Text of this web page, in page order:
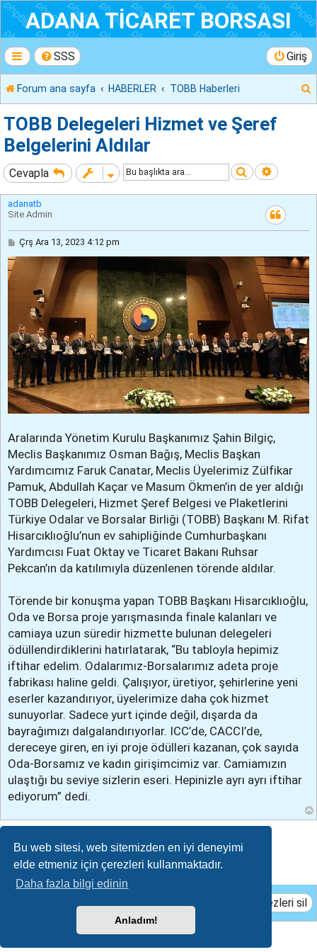
Bu web sitesi, web sitemizden en iyi deneyimi
elde etmeniz için çerezleri kullanmaktadır.
Daha fazla bilgi edinin
Anladım!
ADANA TİCARET BORSASI
SSS Giriş
Forum ana sayfa HABERLER TOBB Haberleri
TOBB Delegeleri Hizmet ve Şeref
Belgelerini Aldılar
Cevapla Ara Gelişmiş
adanatb
Site Admin
M
Çrş Ara 13, 2023 4:12 pm
Aralarında Yönetim Kurulu Başkanımız Şahin Bilgiç,
Meclis Başkanımız Osman Bağış, Meclis Başkan
Yardımcımız Faruk Canatar, Meclis Üyelerimiz Zülfikar
Pamuk, Abdullah Kaçar ve Masum Ökmen’in de yer aldığı
TOBB Delegeleri, Hizmet Şeref Belgesi ve Plaketlerini
Türkiye Odalar ve Borsalar Birliği (TOBB) Başkanı M. Rifat
Hisarcıklıoğlu’nun ev sahipliğinde Cumhurbaşkanı
Yardımcısı Fuat Oktay ve Ticaret Bakanı Ruhsar
Pekcan’ın da katılımıyla düzenlenen törende aldılar.
Törende bir konuşma yapan TOBB Başkanı Hisarcıklıoğlu,
Oda ve Borsa proje yarışmasında finale kalanları ve
camiaya uzun süredir hizmette bulunan delegeleri
ödüllendirdiklerini hatırlatarak, “Bu tabloyla hepimiz
iftihar edelim. Odalarımız-Borsalarımız adeta proje
fabrikası haline geldi. Çalışıyor, üretiyor, şehirlerine yeni
eserler kazandırıyor, üyelerimize daha çok hizmet
sunuyorlar. Sadece yurt içinde değil, dışarda da
bayrağımızı dalgalandırıyorlar. ICC’de, CACCI’de,
dereceye giren, en iyi proje ödülleri kazanan, çok sayıda
Oda-Borsamız ve kadın girişimcimiz var. Camiamızın
ulaştığı bu seviye sizlerin eseri. Hepinizle ayrı ayrı iftihar
ediyorum” dedi.
Çerezleri sil
TUM HAKLARI SAKLIDIR.ADANA TICARET BORSASI